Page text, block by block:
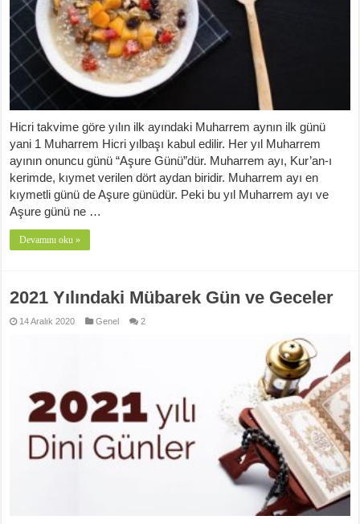
Hicri takvime göre yılın ilk ayındaki Muharrem aynın ilk günü
yani 1 Muharrem Hicri yılbaşı kabul edilir. Her yıl Muharrem
ayının onuncu günü “Aşure Günü”dür. Muharrem ayı, Kur’an-ı
kerimde, kıymet verilen dört aydan biridir. Muharrem ayı en
kıymetli günü de Aşure günüdür. Peki bu yıl Muharrem ayı ve
Aşure günü ne …
Devamını oku »
2021 Yılındaki Mübarek Gün ve Geceler
14 Aralık 2020 Genel 2